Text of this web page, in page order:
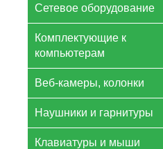
Сетевое оборудование
Комплектующие к
компьютерам
Веб-камеры, колонки
Наушники и гарнитуры
Клавиатуры и мыши